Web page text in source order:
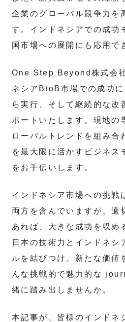
企業のグローバル競争力を
す。インドネシアでの成功
国市場への展開にも応用で
One Step Beyond株式会
ネシアBtoB市場での成功
ら実行、そして継続的な改
ポートいたします。現地の
ローバルトレンドを組み合
を最大限に活かすビジネス
をお手伝いします。
インドネシア市場への挑戦
両方を含んでいますが、適
あれば、大きな成功を収め
日本の技術力とインドネシ
ルを結びつけ、新たな価値
んな挑戦的で魅力的な
緒に踏み出しませんか。
本記事が、皆様のインドネ